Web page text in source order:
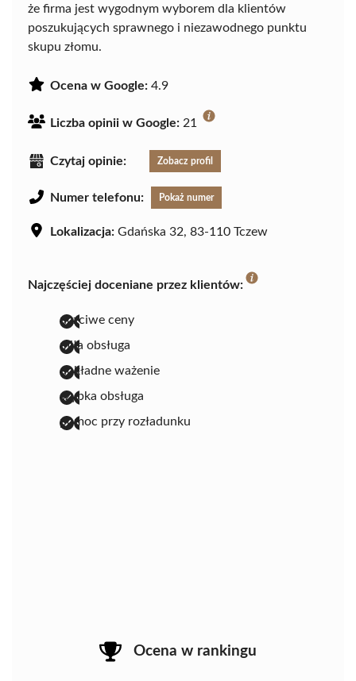
że firma jest wygodnym wyborem dla klientów
poszukujących sprawnego i niezawodnego punktu
skupu złomu.
Ocena w Google: 4.9
Liczba opinii w Google: 21
Czytaj opinie: Zobacz profil
Numer telefonu: Pokaż numer
Lokalizacja: Gdańska 32, 83-110 Tczew
Najczęściej doceniane przez klientów:
uczciwe ceny
miła obsługa
dokładne ważenie
szybka obsługa
pomoc przy rozładunku
Ocena w rankingu